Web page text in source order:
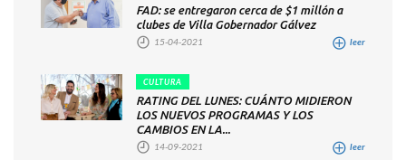
FAD: se entregaron cerca de $1 millón a
clubes de Villa Gobernador Gálvez
15-04-2021 leer
CULTURA
RATING DEL LUNES: CUÁNTO MIDIERON
LOS NUEVOS PROGRAMAS Y LOS
CAMBIOS EN LA...
14-09-2021 leer